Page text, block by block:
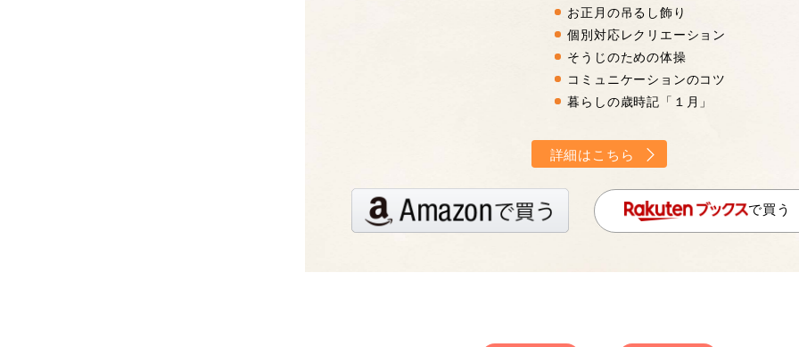
お正月の吊るし飾り
個別対応レクリエーション
そうじのための体操
コミュニケーションのコツ
暮らしの歳時記「１月」
詳細はこちら
で買う